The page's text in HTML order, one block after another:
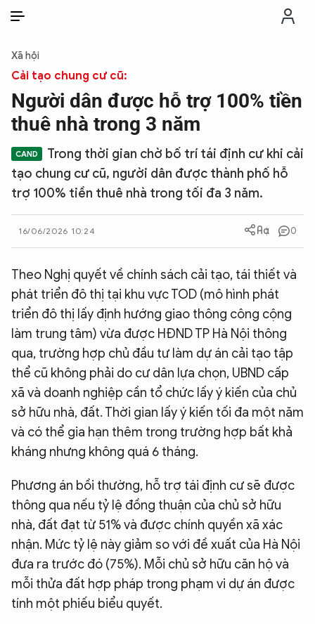
THỜI SỰ
CHỐNG DIỄN BIẾN HÒA BÌNH
CÔNG AN TRONG LÒNG DÂN
XÃ HỘI
PHÁP LUẬT
CÔNG NGHỆ
QUỐC TẾ
VĂN HÓA - THỂ THAO
BẠN ĐỌC & CAND
eMagazine
Podcast
Video Ảnh
Infographic
Chuyên trangAn ninh thế giớiVăn nghệ Công an
Chuyên đề
Xã hội
Cải tạo chung cư cũ:
Người dân được hỗ trợ 100% tiền
thuê nhà trong 3 năm
Trong thời gian chờ bố trí tái định cư khi cải
tạo chung cư cũ, người dân được thành phố hỗ
trợ 100% tiền thuê nhà trong tối đa 3 năm.
16/06/2026 10:24 0
Theo Nghị quyết về chính sách cải tạo, tái thiết và
phát triển đô thị tại khu vực TOD (mô hình phát
triển đô thị lấy định hướng giao thông công cộng
làm trung tâm) vừa được HĐND TP Hà Nội thông
qua, trường hợp chủ đầu tư làm dự án cải tạo tập
thể cũ không phải do cư dân lựa chọn, UBND cấp
xã và doanh nghiệp cần tổ chức lấy ý kiến của chủ
sở hữu nhà, đất. Thời gian lấy ý kiến tối đa một năm
và có thể gia hạn thêm trong trường hợp bất khả
kháng nhưng không quá 6 tháng.
Phương án bồi thường, hỗ trợ tái định cư sẽ được
thông qua nếu tỷ lệ đồng thuận của chủ sở hữu
nhà, đất đạt từ 51% và được chính quyền xã xác
nhận. Mức tỷ lệ này giảm so với đề xuất của Hà Nội
đưa ra trước đó (75%). Mỗi chủ sở hữu căn hộ và
mỗi thửa đất hợp pháp trong phạm vi dự án được
tính một phiếu biểu quyết.